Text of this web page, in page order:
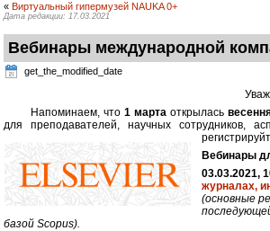
« Виртуальный гипермузей NAUKA 0+
Дата редакции: 17.03.2021
Вебинары международной
get_the_modified_date
Напоминаем, что 1 мартаоткрылась
для преподавателей, научных сотрудников,
Вебинары
03.03.2021,
журналах,
(основные
базой Scopus).